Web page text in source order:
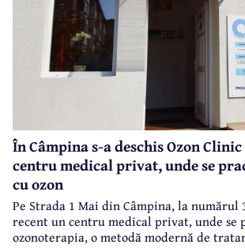
În Câmpina s-a deschis Ozon
centru medical privat, unde se
cu ozon
Pe Strada 1 Mai din Câmpina, la numărul
recent un centru medical privat, unde se
ozonoterapia, o metodă modernă de